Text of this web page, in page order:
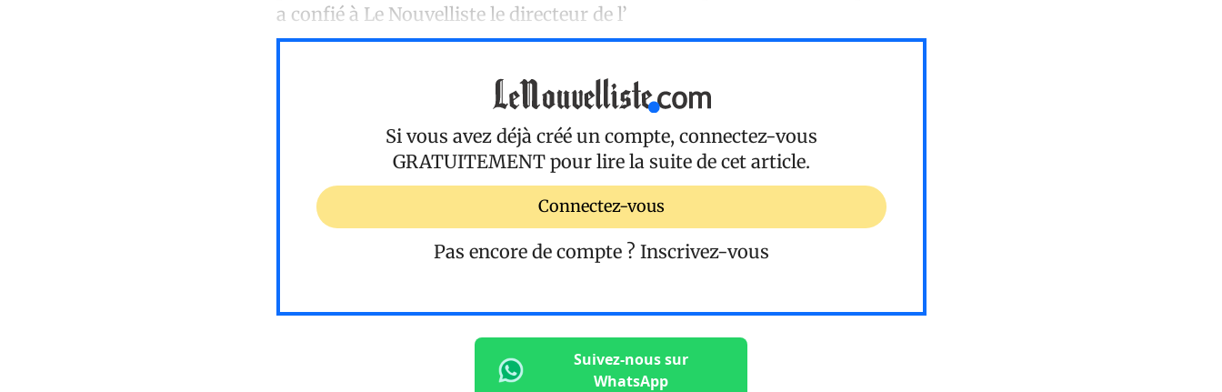
a confié à Le Nouvelliste le directeur de l’
Si vous avez déjà créé un compte, connectez-vous
GRATUITEMENT pour lire la suite de cet article.
Connectez-vous
Pas encore de compte ? Inscrivez-vous
Suivez-nous sur
WhatsApp